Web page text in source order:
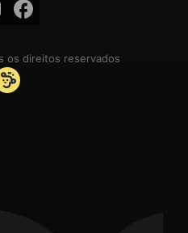
os direitos reservados